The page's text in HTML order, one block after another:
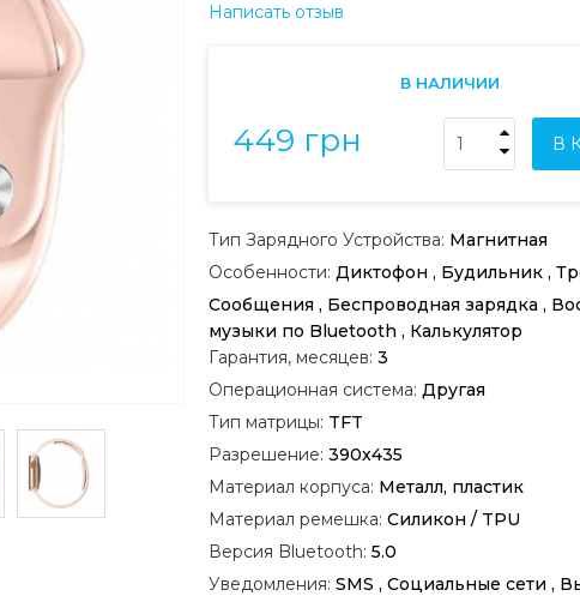
Написать отзыв
В НАЛИЧИИ
449 грн В
Тип Зарядного Устройства: Магнитная
Особенности: Диктофон , Будильник ,
Сообщения , Беспроводная зарядка ,
музыки по Bluetooth , Калькулятор
Гарантия, месяцев: 3
Операционная система: Другая
Тип матрицы: TFT
Разрешение: 390x435
Материал корпуса: Металл, пластик
Материал ремешка: Силикон / TPU
Версия Bluetooth: 5.0
Уведомления: SMS , Социальные сети ,